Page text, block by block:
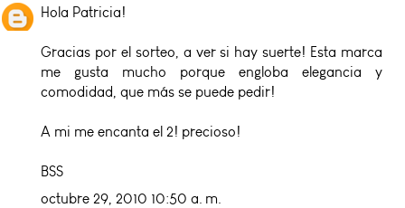
Hola Patricia!
Gracias por el sorteo, a ver si hay suerte! Esta marca
me gusta mucho porque engloba elegancia y
comodidad, que más se puede pedir!
A mi me encanta el 2! precioso!
BSS
octubre 29, 2010 10:50 a. m.